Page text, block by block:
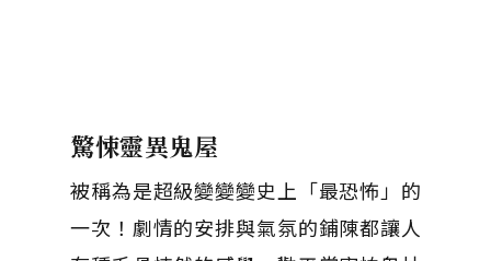
驚悚靈異鬼屋
被稱為是超級變變變史上「最恐怖」的
一次！劇情的安排與氣氛的鋪陳都讓人